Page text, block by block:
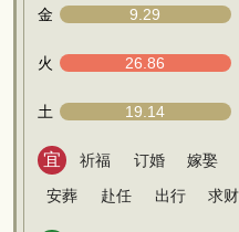
金 9.29
火 26.86
土 19.14
宜 祈福 订婚 嫁娶
安葬
赴任 出行 求财